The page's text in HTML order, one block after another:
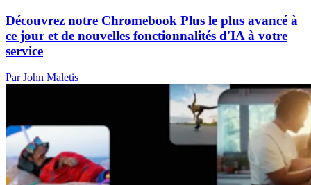
Découvrez notre Chromebook Plus le plus avancé à
ce jour et de nouvelles fonctionnalités d'IA à votre
service
Par John Maletis